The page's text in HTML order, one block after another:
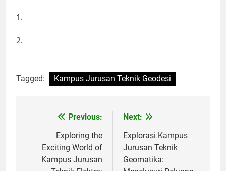
1.
2.
Tagged: Kampus Jurusan Teknik Geodesi
navigation
Previous:
Exploring the
Exciting World of
Kampus Jurusan
Next:
Explorasi Kampus
Jurusan Teknik
Geomatika: